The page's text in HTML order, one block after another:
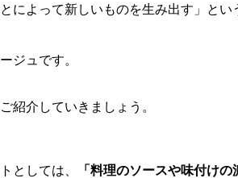
よって新しいものを生み出す」と
ジュです。
紹介していきましょう。
としては、
「料理のソースや味付け